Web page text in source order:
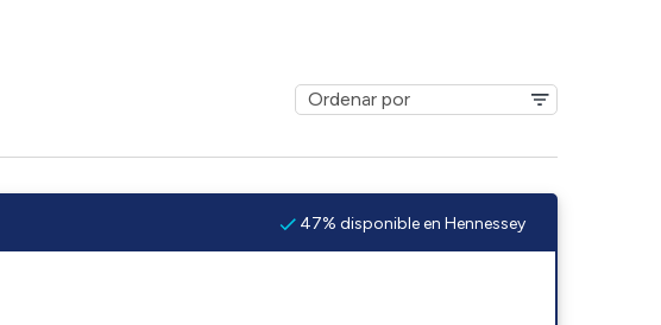
47% disponible en Hennessey